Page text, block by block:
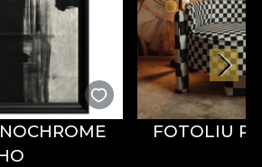
Încorporează esența House of
decadentă și eternă,
perete într-o scenă unde
ei.
FOTOLIU